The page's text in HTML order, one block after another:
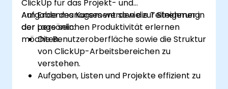
ClickUp für das Projekt- und
Aufgabenmanagement sowie zur Steigerung
der persönlichen Produktivität erlernen
möchten.
Am Ende des Kurses werden die Teilnehmer in
der Lage sein:
Die Benutzeroberfläche sowie die Struktur
von ClickUp-Arbeitsbereichen zu
verstehen.
Aufgaben, Listen und Projekte effizient zu